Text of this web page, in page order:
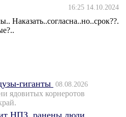
16:25 14.10.2024
Наказать..согласна..но..срок??.
гиганты 08.08.2026
ядовитых корнеротов